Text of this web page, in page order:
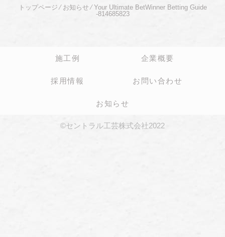
トップページ ⁄ お知らせ⁄Your Ultimate BetWinner Betting Guide
-814685823
施工例 企業概要
採用情報 お問い合わせ
お知らせ
©セントラル工芸株式会社2022